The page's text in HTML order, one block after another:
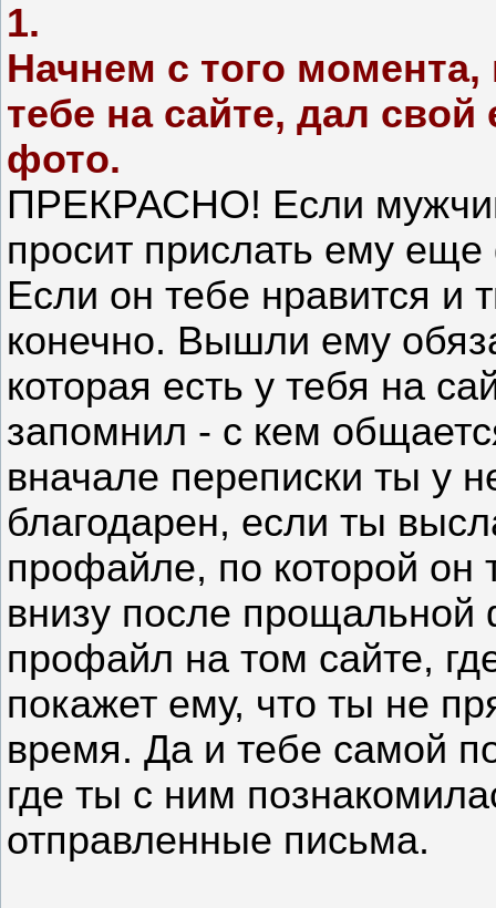
1.
Начнем с того момента,
тебе на сайте, дал
фото.
ПРЕКРАСНО! Если
просит прислать ему
Если он тебе нравится и
конечно. Вышли ему
которая есть у тебя на
запомнил - с кем
вначале переписки ты у
благодарен, если ты
профайле, по которой
внизу после
профайл на том сайте,
покажет ему, что ты не
время. Да и тебе самой
где ты с ним
отправленные письма.